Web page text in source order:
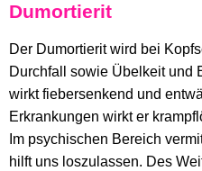
Dumortierit
Der Dumortierit wird bei
Durchfall sowie Übelkeit und
wirkt fiebersenkend und
Erkrankungen wirkt er
Im psychischen Bereich
hilft uns loszulassen. Des